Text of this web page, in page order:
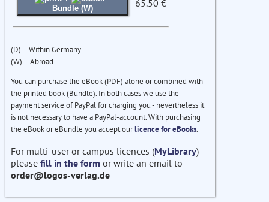
Bundle (W)
65.50 €
(D) = Within Germany
(W) = Abroad
You can purchase the eBook (PDF) alone or combined with
the printed book (Bundle). In both cases we use the
payment service of PayPal for charging you - nevertheless it
is not necessary to have a PayPal-account. With purchasing
the eBook or eBundle you accept ourlicence for eBooks.
For multi-user or campus licences (MyLibrary)
please fill in the form or write an email to
order@logos-verlag.de